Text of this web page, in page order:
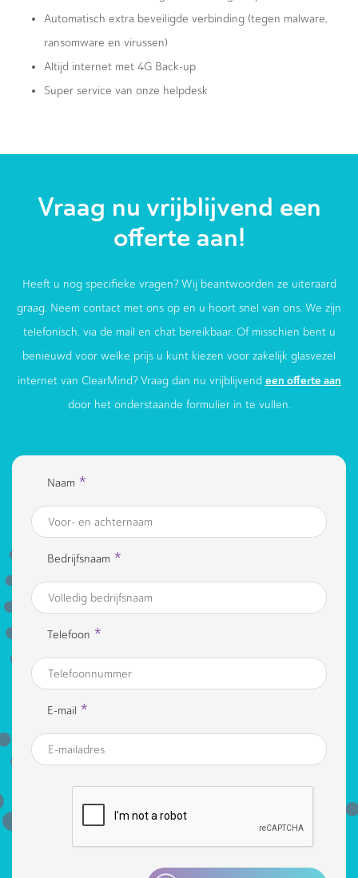
Automatisch extra beveiligde verbinding (tegen malware,
ransomware en virussen)
Altijd internet met 4G Back-up
Super service van onze helpdesk
Vraag nu vrijblijvend een
offerte aan!
Heeft u nog specifieke vragen? Wij beantwoorden ze uiteraard
graag. Neem contact met ons op en u hoort snel van ons. We zijn
telefonisch, via de mail en chat bereikbaar. Of misschien bent u
benieuwd voor welke prijs u kunt kiezen voor zakelijk glasvezel
internet van ClearMind? Vraag dan nu vrijblijvend een offerte aan
door het onderstaande formulier in te vullen.
Naam *
Bedrijfsnaam *
Telefoon *
E-mail *